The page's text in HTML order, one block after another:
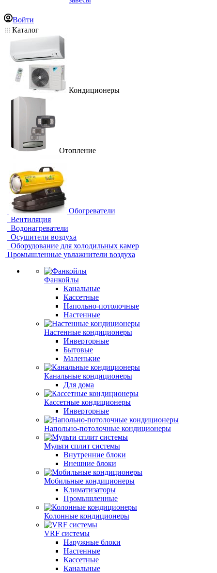
Войти
Каталог
Кондиционеры
Отопление
Обогреватели
Вентиляция
Водонагреватели
Осушители воздуха
Оборудование для холодильных камер
Промышленные увлажнители воздуха
Фанкойлы
Канальные
Кассетные
Напольно-потолочные
Настенные
Настенные кондиционеры
Инверторные
Бытовые
Маленькие
Канальные кондиционеры
Для дома
Кассетные кондиционеры
Инверторные
Напольно-потолочные кондиционеры
Мульти сплит системы
Внутренние блоки
Внешние блоки
Мобильные кондиционеры
Климатизаторы
Промышленные
Колонные кондиционеры
VRF системы
Наружные блоки
Настенные
Кассетные
Канальные